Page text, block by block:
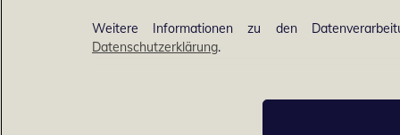
Weitere Informationen zu den
Datenschutzerklärung.